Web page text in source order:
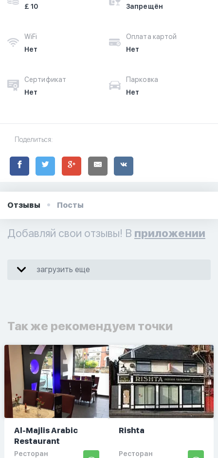
£ 10
Запрещён
WiFi
Нет
Оплата картой
Нет
Сертификат
Нет
Парковка
Нет
Поделиться:
Отзывы Посты
Добавляй свои отзывы! В приложении
загрузить еще
Так же рекомендуем точки
Al-Majlis Arabic
Restaurant
Ресторан
Rishta
Ресторан